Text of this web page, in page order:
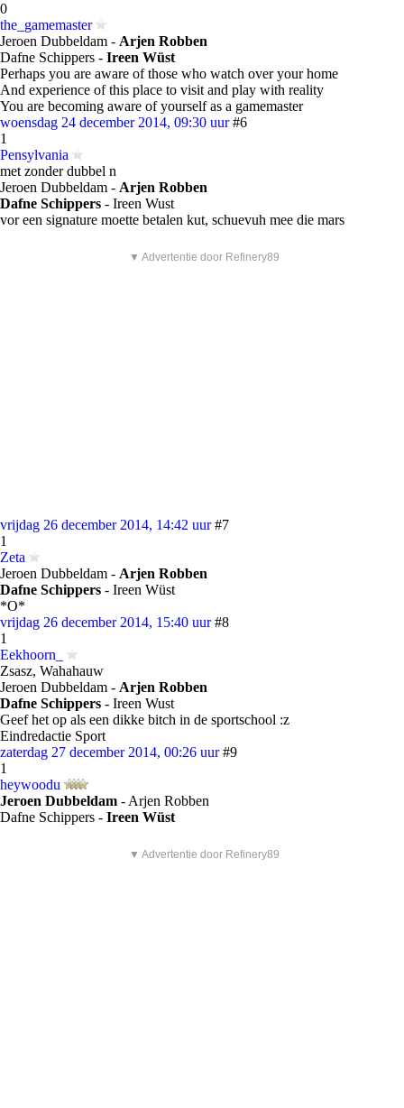
0
the_gamemaster
Jeroen Dubbeldam - Arjen Robben
Dafne Schippers - Ireen Wüst
Perhaps you are aware of those who watch over your home
And experience of this place to visit and play with reality
You are becoming aware of yourself as a gamemaster
woensdag 24 december 2014, 09:30 uur #6
1
Pensylvania
met zonder dubbel n
Jeroen Dubbeldam - Arjen Robben
Dafne Schippers - Ireen Wust
vor een signature moette betalen kut, schuevuh mee die mars
▼ Advertentie door Refinery89
vrijdag 26 december 2014, 14:42 uur #7
1
Zeta
Jeroen Dubbeldam - Arjen Robben
Dafne Schippers - Ireen Wüst
*O*
vrijdag 26 december 2014, 15:40 uur #8
1
Eekhoorn_
Zsasz, Wahahauw
Jeroen Dubbeldam - Arjen Robben
Dafne Schippers - Ireen Wust
Geef het op als een dikke bitch in de sportschool :z
Eindredactie Sport
zaterdag 27 december 2014, 00:26 uur #9
1
heywoodu
Jeroen Dubbeldam - Arjen Robben
Dafne Schippers - Ireen Wüst
▼ Advertentie door Refinery89